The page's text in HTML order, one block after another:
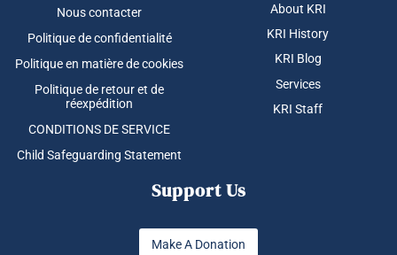
Nous contacter
Politique de confidentialité
Politique en matière de cookies
Politique de retour et de
réexpédition
CONDITIONS DE SERVICE
Child Safeguarding Statement
About KRI
KRI History
KRI Blog
Services
KRI Staff
Support Us
Make A Donation